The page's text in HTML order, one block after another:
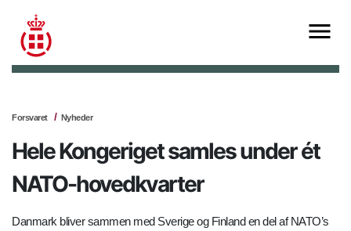
Forsvaret Nyheder
Hele Kongeriget samles under ét
NATO-hovedkvarter
Danmark bliver sammen med Sverige og Finland en del af NATO’s